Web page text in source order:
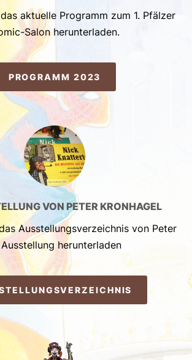
aktuelle Programm zum 1. Pfälzer
Salon herunterladen.
PROGRAMM 2023
VON PETER KRONHAGEL
Ausstellungsverzeichnis von Peter
herunterladen